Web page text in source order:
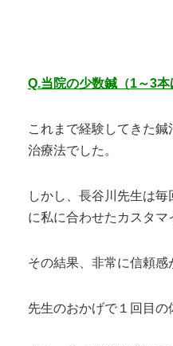
Q.当院の少数鍼（1～3
これまで経験してきた
治療法でした。
しかし、長谷川先生は
に私に合わせたカスタ
その結果、非常に信頼感
先生のおかげで１回目